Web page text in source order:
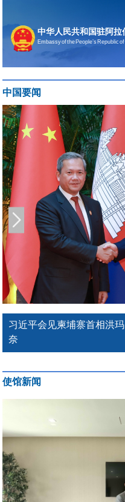
中华人民共和国驻阿
Embassy of the People’s Republic
中国要闻
习近平会见柬埔寨首相洪玛
奈
使馆新闻